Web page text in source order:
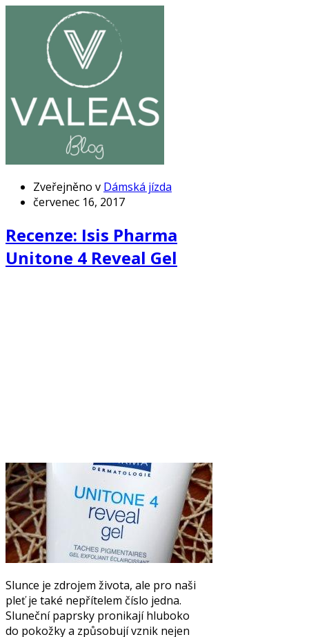
Zveřejněno v Dámská jízda
červenec 16, 2017
Recenze: Isis Pharma
Unitone 4 Reveal Gel
Slunce je zdrojem života, ale pro naši
pleť je také nepřítelem číslo jedna.
Sluneční paprsky pronikají hluboko
do pokožky a způsobují vznik nejen